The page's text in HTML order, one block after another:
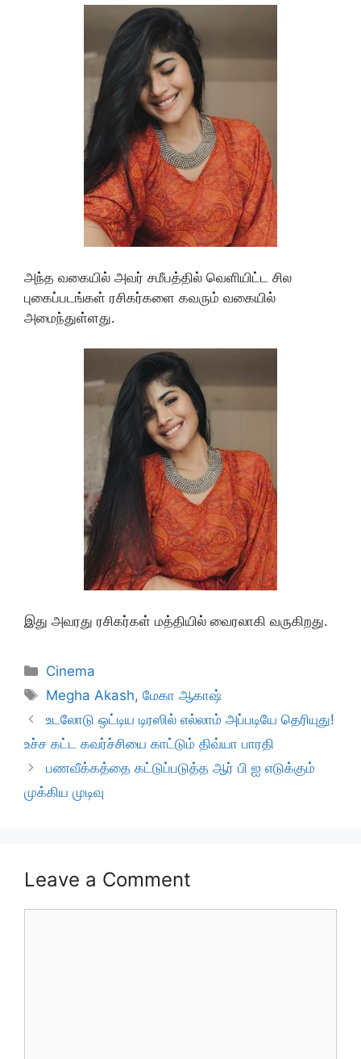
அந்த வகையில் அவர் சமீபத்தில் வெளியிட்ட சில
புகைப்படங்கள் ரசிகர்களை கவரும் வகையில்
அமைந்துள்ளது.
இது அவரது ரசிகர்கள் மத்தியில் வைரலாகி வருகிறது.
Categories
Cinema
Tags
Megha Akash,மேகா ஆகாஷ்
உடலோடு ஒட்டிய டிரஸில் எல்லாம் அப்படியே தெரியுது!
உச்ச கட்ட கவர்ச்சியை காட்டும் திவ்யா பாரதி
பணவீக்கத்தை கட்டுப்படுத்த ஆர் பி ஐ எடுக்கும்
முக்கிய முடிவு
Leave a Comment